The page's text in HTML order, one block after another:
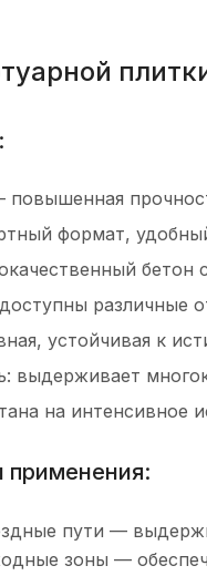
формат,
различные
устойчивая к
выдерживает
на интенсивное
пути —
зоны —